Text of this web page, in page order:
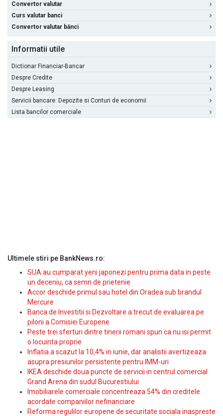
Convertor valutar
Curs valutar banci
Convertor valutar bănci
Informatii utile
Dictionar Financiar-Bancar
Despre Credite
Despre Leasing
Servicii bancare: Depozite si Conturi de economii
Lista bancilor comerciale
Ultimele stiri pe BankNews.ro:
SUA au cumparat yeni japonezi pentru prima data in peste
un deceniu, ca semn de prietenie
Accor deschide primul sau hotel din Oradea sub brandul
Mercure
Banca de Investitii si Dezvoltare a trecut de evaluarea pe
piloni a Comisiei Europene
Peste trei sferturi dintre tinerii romani spun ca nu isi permit
o locuinta proprie
Inflatia a scazut la 10,4% in iunie, dar analistii avertizeaza
asupra presiunilor persistente pentru IMM-uri
IKEA deschide doua puncte de servicii in centrul comercial
Grand Arena din sudul Bucurestiului
Imobiliarele comerciale concentreaza 54% din creditele
acordate companiilor nefinanciare
Reforma regulilor europene de securitate sociala inaspreste